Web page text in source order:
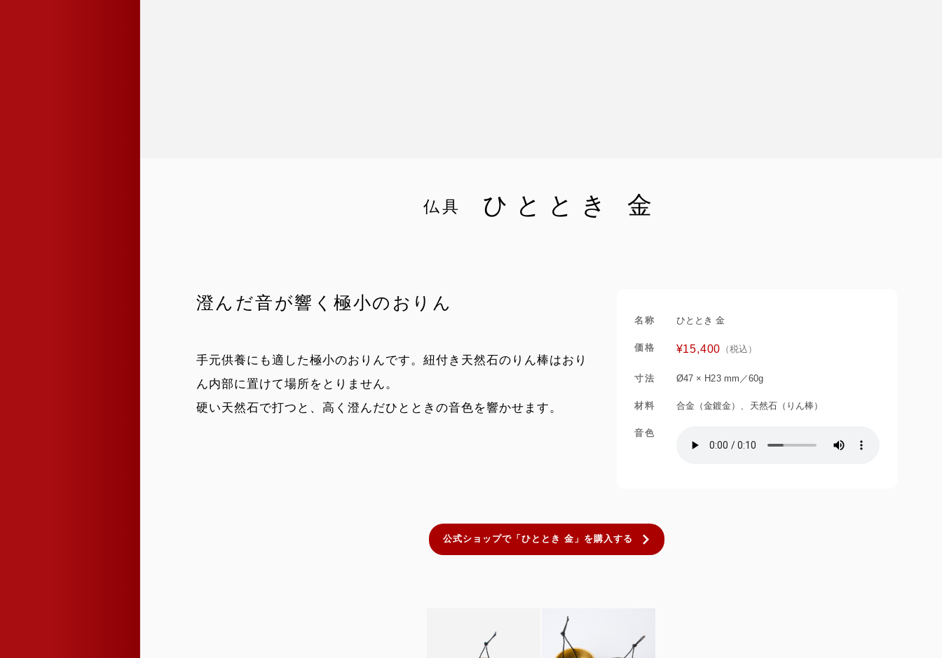
仏具 ひととき 金
澄んだ音が響く極小のおりん
手元供養にも適した極小のおりんです。紐付き天然石のりん棒はおり
ん内部に置けて場所をとりません。
硬い天然石で打つと、高く澄んだひとときの音色を響かせます。
名称 ひととき 金
価格 ¥15,400 （税込）
寸法 Ø47 × H23 mm／60g
材料 合金（金鍍金）、天然石（りん棒）
音色
公式ショップで「ひととき 金」を購入する